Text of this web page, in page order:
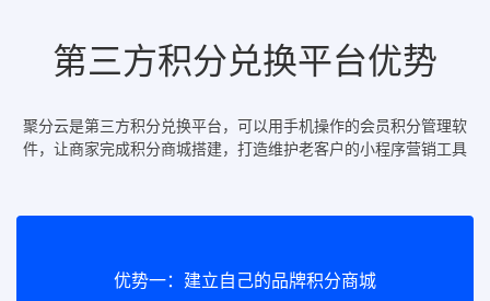
第三方积分兑换平台优势
聚分云是第三方积分兑换平台，可以用手机操作的会员积分管理软
件，让商家完成积分商城搭建，打造维护老客户的小程序营销工具
优势一：建立自己的品牌积分商城